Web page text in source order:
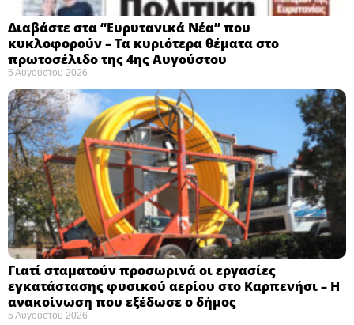
Διαβάστε στα “Ευρυτανικά Νέα” που
κυκλοφορούν – Τα κυριότερα θέματα στο
πρωτοσέλιδο της 4ης Αυγούστου
5 Αυγούστου 2026
Γιατί σταματούν προσωρινά οι εργασίες
εγκατάστασης φυσικού αερίου στο Καρπενήσι – Η
ανακοίνωση που εξέδωσε ο δήμος
5 Αυγούστου 2026